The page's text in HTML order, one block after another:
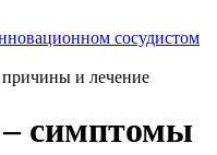
сосудистом
и лечение
симптомы